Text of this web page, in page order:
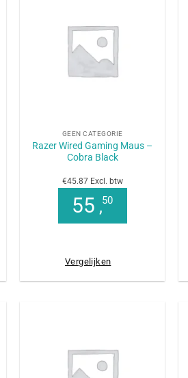
GEEN CATEGORIE
Razer Wired Gaming Maus –
Cobra Black
€45.87 Excl. btw
55 ,50
Vergelijken